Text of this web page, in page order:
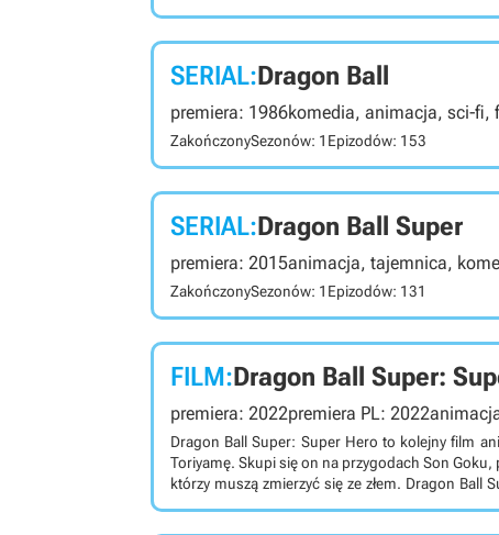
SERIAL:Dragon Ball
premiera: 1986komedia, animacja, sci-fi,
ZakończonySezonów: 1 Epizodów: 153
SERIAL:Dragon Ball Super
premiera: 2015animacja, tajemnica,
ZakończonySezonów: 1 Epizodów: 131
FILM:Dragon Ball Super:
premiera: 2022premiera PL: 2022
Dragon Ball Super: Super Hero to kolejny film
Toriyamę. Skupi się on na przygodach Son
którzy muszą zmierzyć się ze złem. Dragon Ball Super: Super Hero to 21. film anime osadzony w słynnym